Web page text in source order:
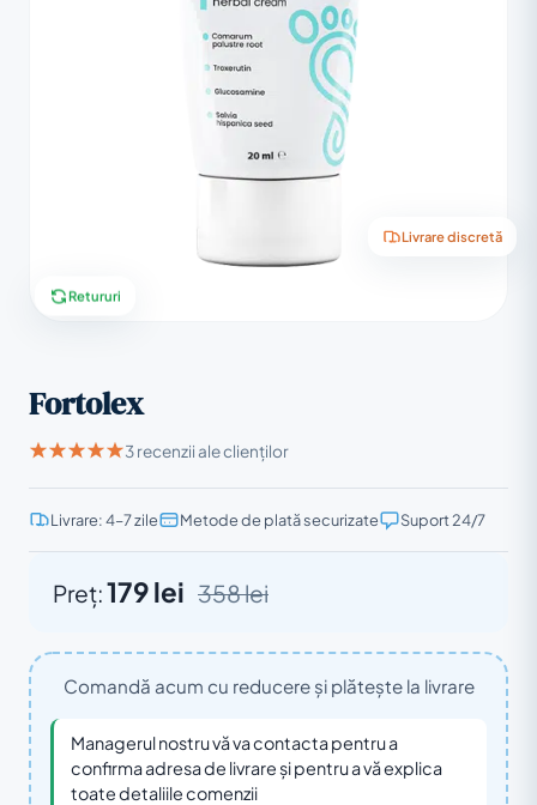
Livrare discretă
Retururi
Fortolex
3 recenzii ale clienților
Livrare: 4–7 zile Metode de plată securizate Suport 24/7
Preț:179 lei 358 lei
Comandă acum cu reducere și plătește la livrare
Managerul nostru vă va contacta pentru a
confirma adresa de livrare și pentru a vă explica
toate detaliile comenzii